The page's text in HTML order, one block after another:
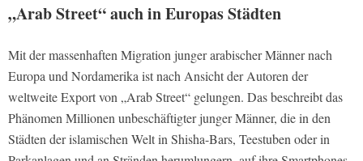
„Arab Street“ auch in Europas Städten
Mit der massenhaften Migration junger arabischer Männer nach
Europa und Nordamerika ist nach Ansicht der Autoren der
weltweite Export von „Arab Street“ gelungen. Das beschreibt das
Phänomen Millionen unbeschäftigter junger Männer, die in den
Städten der islamischen Welt in Shisha-Bars, Teestuben oder in